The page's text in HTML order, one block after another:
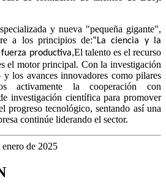
y nueva "pequeña gigante",
a los principios de:“La ciencia y la
productiva,El talento es el recurso
el motor principal. Con la investigación
los avances innovadores como pilares
activamente la cooperación con
investigación científica para promover
progreso tecnológico, sentando así una
continúe liderando el sector.
de 2025